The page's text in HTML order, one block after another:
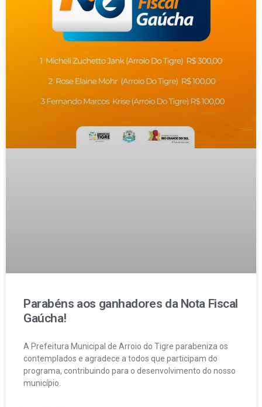
Parabéns aos ganhadores da Nota Fiscal
Gaúcha!
A Prefeitura Municipal de Arroio do Tigre parabeniza os
contemplados e agradece a todos que participam do
programa, contribuindo para o desenvolvimento do nosso
município.